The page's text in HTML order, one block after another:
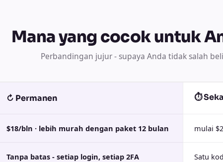
Mana yang cocok untuk
Perbandingan jujur - supaya Anda tidak salah
↻ Permanen ⏱
$18/bln · lebih murah dengan paket 12 bulan mulai
Tanpa batas - setiap login, setiap 2FA Satu